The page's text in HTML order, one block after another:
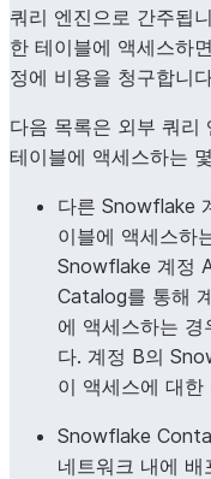
쿼리 엔진으로 간주됩
한 테이블에 액세스하
정에 비용을 청구합니
다음 목록은 외부 쿼
테이블에 액세스하는
다른 Snowflake
이블에 액세스하
Snowflake 계정
Catalog를 통해
에 액세스하는
다. 계정 B의
이 액세스에 대한
Snowflake
네트워크 내에